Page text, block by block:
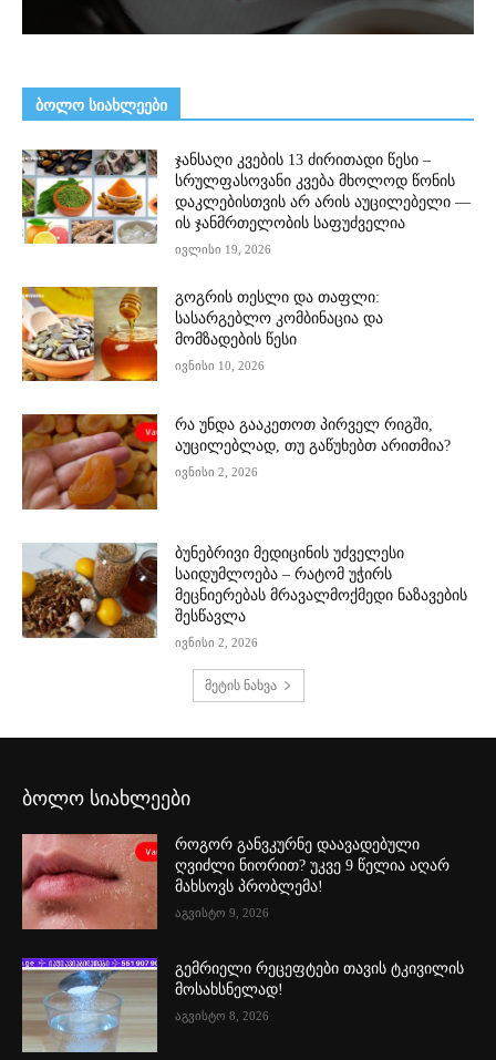
ᲑᲝᲚᲝ ᲡᲘᲐᲮᲚᲔᲔᲑᲘ
ჯანსაღი კვების 13 ძირითადი წესი –
სრულფასოვანი კვება მხოლოდ წონის
დაკლებისთვის არ არის აუცილებელი —
ის ჯანმრთელობის საფუძველია
ივლისი 19, 2026
გოგრის თესლი და თაფლი:
სასარგებლო კომბინაცია და
მომზადების წესი
ივნისი 10, 2026
რა უნდა გააკეთოთ პირველ რიგში,
აუცილებლად, თუ გაწუხებთ არითმია?
ივნისი 2, 2026
ბუნებრივი მედიცინის უძველესი
საიდუმლოება – რატომ უჭირს
მეცნიერებას მრავალმოქმედი ნაზავების
შესწავლა
ივნისი 2, 2026
მეტის ნახვა
ბოლო სიახლეები
როგორ განვკურნე დაავადებული
ღვიძლი ნიორით? უკვე 9 წელია აღარ
მახსოვს პრობლემა!
აგვისტო 9, 2026
გემრიელი რეცეფტები თავის ტკივილის
მოსახსნელად!
აგვისტო 8, 2026